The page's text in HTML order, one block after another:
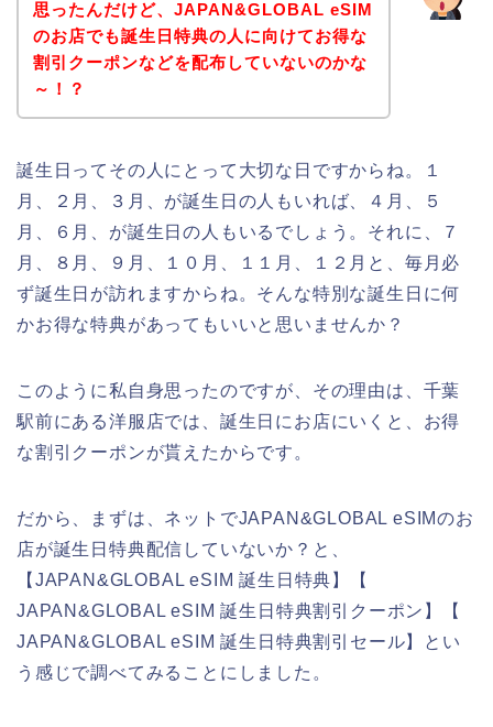
思ったんだけど、JAPAN&GLOBAL eSIM
のお店でも誕生日特典の人に向けてお得な
割引クーポンなどを配布していないのかな
～！？
誕生日ってその人にとって大切な日ですからね。１
月、２月、３月、が誕生日の人もいれば、４月、５
月、６月、が誕生日の人もいるでしょう。それに、７
月、８月、９月、１０月、１１月、１２月と、毎月必
ず誕生日が訪れますからね。そんな特別な誕生日に何
かお得な特典があってもいいと思いませんか？
このように私自身思ったのですが、その理由は、千葉
駅前にある洋服店では、誕生日にお店にいくと、お得
な割引クーポンが貰えたからです。
だから、まずは、ネットでJAPAN&GLOBAL eSIMのお
店が誕生日特典配信していないか？と、
【JAPAN&GLOBAL eSIM 誕生日特典】【
JAPAN&GLOBAL eSIM 誕生日特典割引クーポン】【
JAPAN&GLOBAL eSIM 誕生日特典割引セール】とい
う感じで調べてみることにしました。